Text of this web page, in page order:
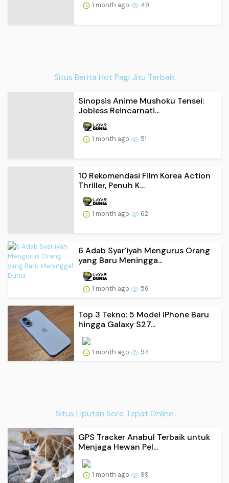
1 month ago 49
Situs Berita Hot Pagi Jitu Terbaik
Sinopsis Anime Mushoku Tensei:
Jobless Reincarnati...
1 month ago 51
10 Rekomendasi Film Korea Action
Thriller, Penuh K...
1 month ago 62
6 Adab Syar'iyah Mengurus Orang
yang Baru Meningga...
1 month ago 56
Top 3 Tekno: 5 Model iPhone Baru
hingga Galaxy S27...
1 month ago 94
Situs Liputan Sore Tepat Online
GPS Tracker Anabul Terbaik untuk
Menjaga Hewan Pel...
1 month ago 99